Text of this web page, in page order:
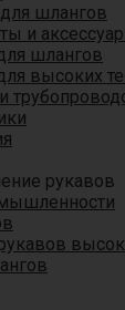
шлангов
и
шлангов
высоких
рукавов